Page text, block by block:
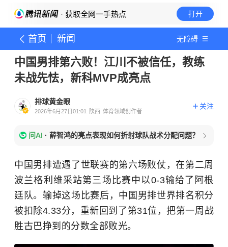
· 获取全网一手热点 打开
首页 新闻 无障碍
中国男排第六败！江川不被信任，教练
未战先怯，新科MVP成亮点
排球黄金眼
2026年6月27日01:01 陕西 体育领域创作者
关注
问AI · 薛智鸿的亮点表现如何折射球队战术分配问题？
中国男排遭遇了世联赛的第六场败仗，在第二周
波兰格利维采站第三场比赛中以0-3输给了阿根
廷队。输掉这场比赛后，中国男排世界排名积分
被扣除4.33分，重新回到了第31位，把第一周战
胜古巴挣到的分数全部败光。